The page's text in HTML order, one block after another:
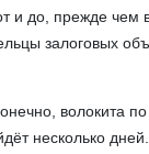
и до, прежде чем
залоговых
волокита
несколько